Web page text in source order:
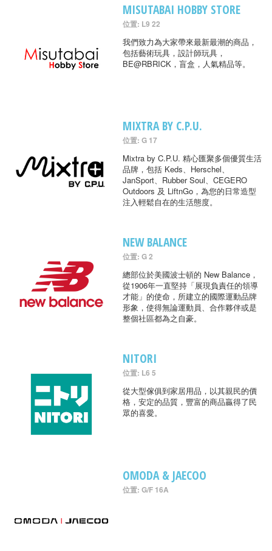
MISUTABAI HOBBY STORE
位置: L9 22
我們致力為大家帶來最新最潮的商品，
包括藝術玩具，設計師玩具，
BE@RBRICK，盲盒，人氣精品等。
MIXTRA BY C.P.U.
位置: G 17
Mixtra by C.P.U. 精心匯聚多個優質生活
品牌，包括 Keds、Herschel、
JanSport、Rubber Soul、CEGERO
Outdoors 及 LiftnGo，為您的日常造型
注入輕鬆自在的生活態度。
NEW BALANCE
位置: G 2
總部位於美國波士頓的 New Balance，
從1906年一直堅持「展現負責任的領導
才能」的使命，所建立的國際運動品牌
形象，使得無論運動員、合作夥伴或是
整個社區都為之自豪。
NITORI
位置: L6 5
從大型傢俱到家居用品，以其親民的價
格，安定的品質，豐富的商品贏得了民
眾的喜愛。
OMODA & JAECOO
位置: G/F 16A